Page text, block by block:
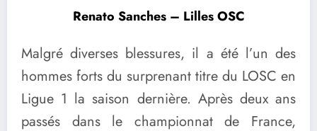
Renato Sanches – Lilles OSC
Malgré diverses blessures, il a été l’un des
hommes forts du surprenant titre du LOSC en
Ligue 1 la saison dernière. Après deux ans
passés dans le championnat de France,